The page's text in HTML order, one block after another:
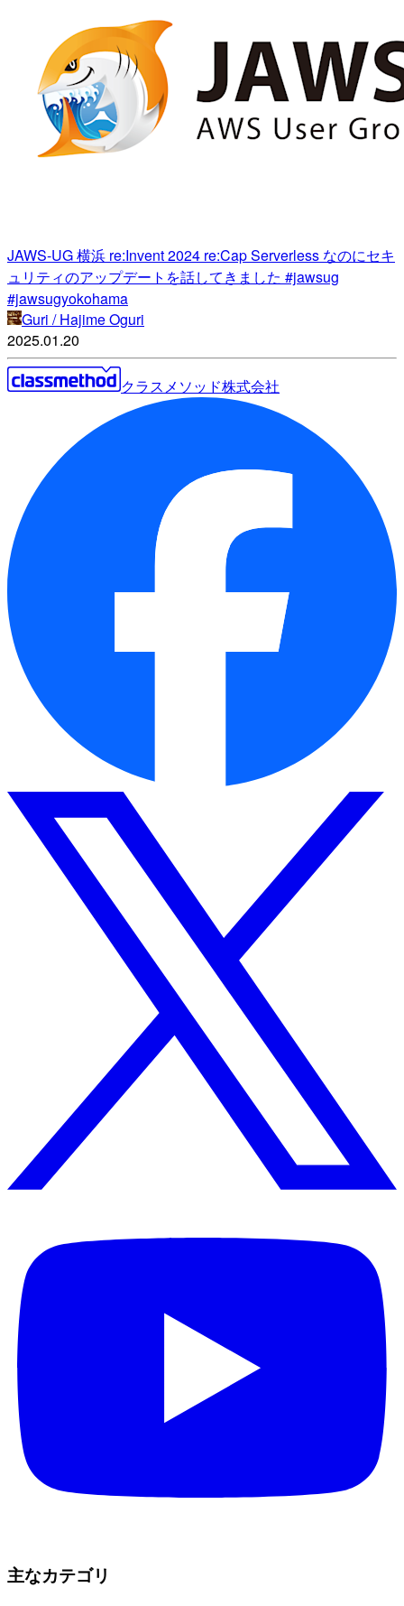
JAWS-UG 横浜 re:Invent 2024 re:Cap Serverless なのにセキ
ュリティのアップデートを話してきました #jawsug
#jawsugyokohama
Guri / Hajime Oguri
2025.01.20
クラスメソッド株式会社
主なカテゴリ